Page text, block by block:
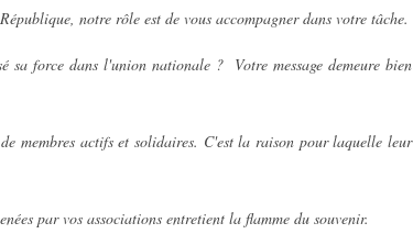
notre rôle est de vous accompagner dans votre tâche.
force dans l'union nationale ? Votre message demeure bien
membres actifs et solidaires. C'est la raison pour laquelle leur
par vos associations entretient la flamme du souvenir.